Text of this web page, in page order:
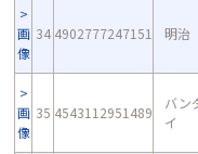
画
像
34 4902777247151 明治
画
像
35 4543112951489
バン
イ